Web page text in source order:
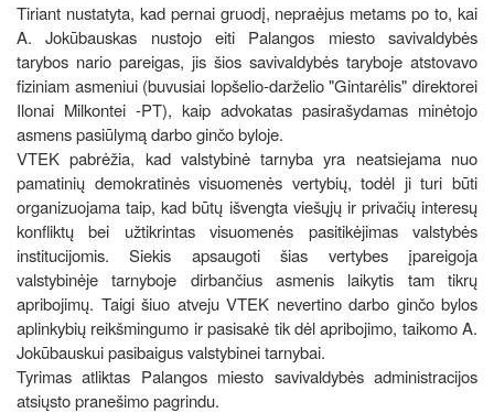
Tiriant nustatyta, kad pernai gruodį, nepraėjus metams po to, kai
A. Jokūbauskas nustojo eiti Palangos miesto savivaldybės
tarybos nario pareigas, jis šios savivaldybės taryboje atstovavo
fiziniam asmeniui (buvusiai lopšelio-darželio "Gintarėlis" direktorei
Ilonai Milkontei -PT), kaip advokatas pasirašydamas minėtojo
asmens pasiūlymą darbo ginčo byloje.
VTEK pabrėžia, kad valstybinė tarnyba yra neatsiejama nuo
pamatinių demokratinės visuomenės vertybių, todėl ji turi būti
organizuojama taip, kad būtų išvengta viešųjų ir privačių interesų
konfliktų bei užtikrintas visuomenės pasitikėjimas valstybės
institucijomis. Siekis apsaugoti šias vertybes įpareigoja
valstybinėje tarnyboje dirbančius asmenis laikytis tam tikrų
apribojimų. Taigi šiuo atveju VTEK nevertino darbo ginčo bylos
aplinkybių reikšmingumo ir pasisakė tik dėl apribojimo, taikomo A.
Jokūbauskui pasibaigus valstybinei tarnybai.
Tyrimas atliktas Palangos miesto savivaldybės administracijos
atsiųsto pranešimo pagrindu.